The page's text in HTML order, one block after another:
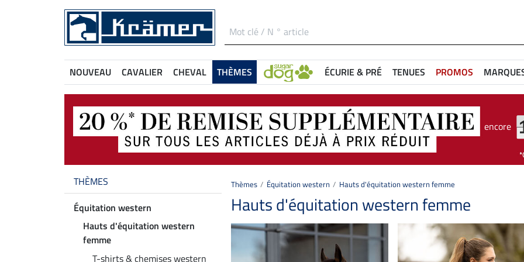
NOUVEAU CAVALIER CHEVAL THÈMES ÉCURIE & PRÉ TENUES PROMOS
encore
THÈMES
Équitation western
Hauts d'équitation western
femme
T-shirts & chemises western
Thèmes Équitation western Hauts d'équitation western femme
Hauts d'équitation western femme